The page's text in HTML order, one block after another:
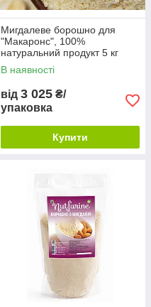
Мигдалеве борошно для
"Макаронс", 100%
натуральний продукт 5 кг
В наявності
від 3 025 ₴/
упаковка
Купити